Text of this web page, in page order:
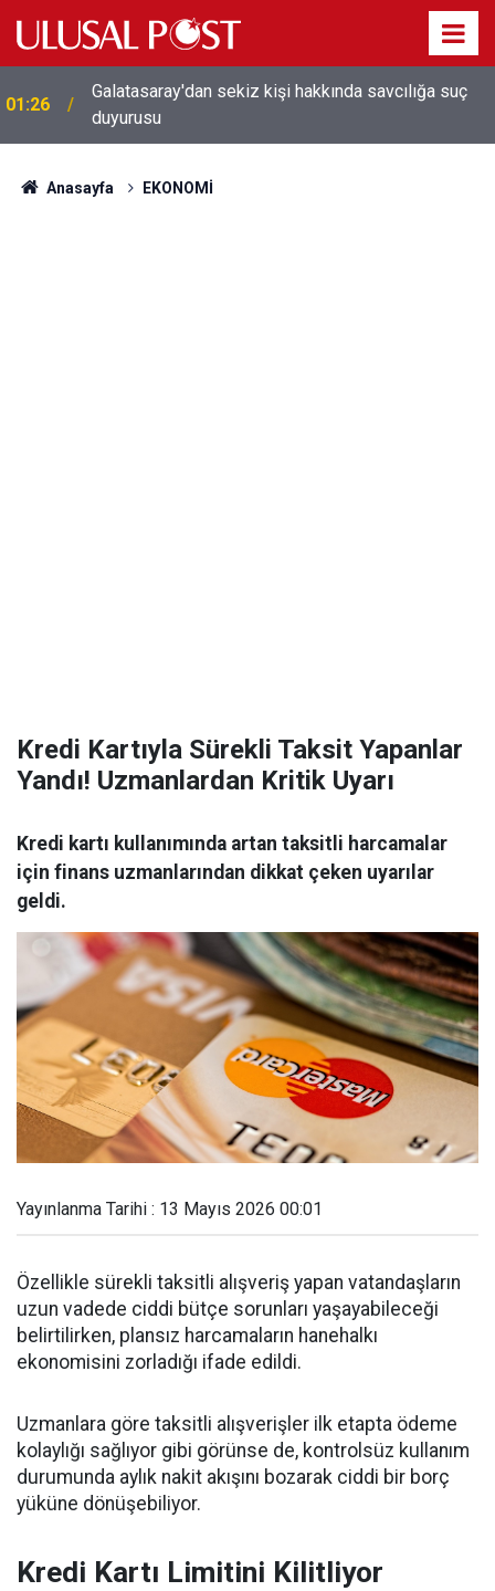
01:26
Galatasaray'dan sekiz kişi hakkında savcılığa suç
duyurusu
Anasayfa EKONOMİ
Kredi Kartıyla Sürekli Taksit Yapanlar
Yandı! Uzmanlardan Kritik Uyarı
Kredi kartı kullanımında artan taksitli harcamalar
için finans uzmanlarından dikkat çeken uyarılar
geldi.
Yayınlanma Tarihi : 13 Mayıs 2026 00:01
Özellikle sürekli taksitli alışveriş yapan vatandaşların
uzun vadede ciddi bütçe sorunları yaşayabileceği
belirtilirken, plansız harcamaların hanehalkı
ekonomisini zorladığı ifade edildi.
Uzmanlara göre taksitli alışverişler ilk etapta ödeme
kolaylığı sağlıyor gibi görünse de, kontrolsüz kullanım
durumunda aylık nakit akışını bozarak ciddi bir borç
yüküne dönüşebiliyor.
Kredi Kartı Limitini Kilitliyor